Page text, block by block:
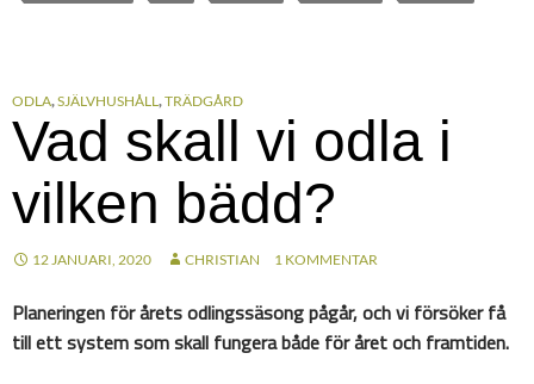
ODLA,SJÄLVHUSHÅLL,TRÄDGÅRD
Vad skall vi odla i
vilken bädd?
12 JANUARI, 2020 CHRISTIAN 1 KOMMENTAR
Planeringen för årets odlingssäsong pågår, och vi försöker få
till ett system som skall fungera både för året och framtiden.